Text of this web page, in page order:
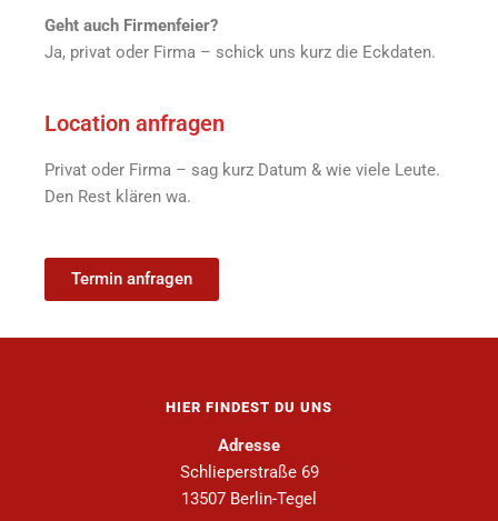
Geht auch Firmenfeier?
Ja, privat oder Firma – schick uns kurz die Eckdaten.
Location anfragen
Privat oder Firma – sag kurz Datum & wie viele Leute.
Den Rest klären wa.
Termin anfragen
HIER FINDEST DU UNS
Adresse
Schlieperstraße 69
13507 Berlin-Tegel